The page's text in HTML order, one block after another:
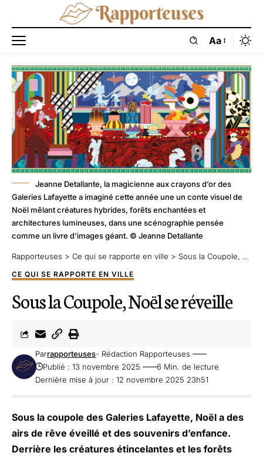
Aa
Jeanne Detallante, la magicienne aux crayons d’or des
Galeries Lafayette a imaginé cette année une un conte visuel de
Noël mêlant créatures hybrides, forêts enchantées et
architectures lumineuses, dans une scénographie pensée
comme un livre d’images géant. © Jeanne Detallante
Rapporteuses > Ce qui se rapporte en ville > Sous la Coupole, Noël se réveille
CE QUI SE RAPPORTE EN VILLE
Sous la Coupole, Noël se réveille
Dernière mise à jour : 12 novembre 2025 23h51
Parrapporteuses- Rédaction Rapporteuses
Publié : 13 novembre 2025
6 Min. de lecture
Sous la coupole des Galeries Lafayette, Noël a des
airs de rêve éveillé et des souvenirs d’enfance.
Derrière les créatures étincelantes et les forêts